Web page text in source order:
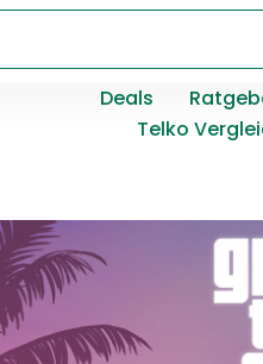
Deals
Telko